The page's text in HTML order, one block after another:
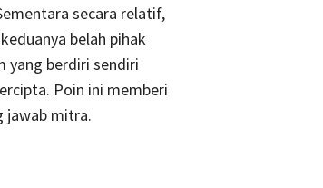
secara relatif,
belah pihak
yang berdiri sendiri
Poin ini memberi
jawab mitra.